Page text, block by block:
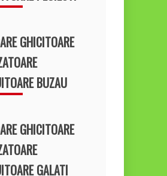
GHICITOARE
BUZAU
GHICITOARE
GALATI